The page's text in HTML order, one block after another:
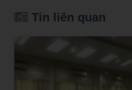
Tin liên quan